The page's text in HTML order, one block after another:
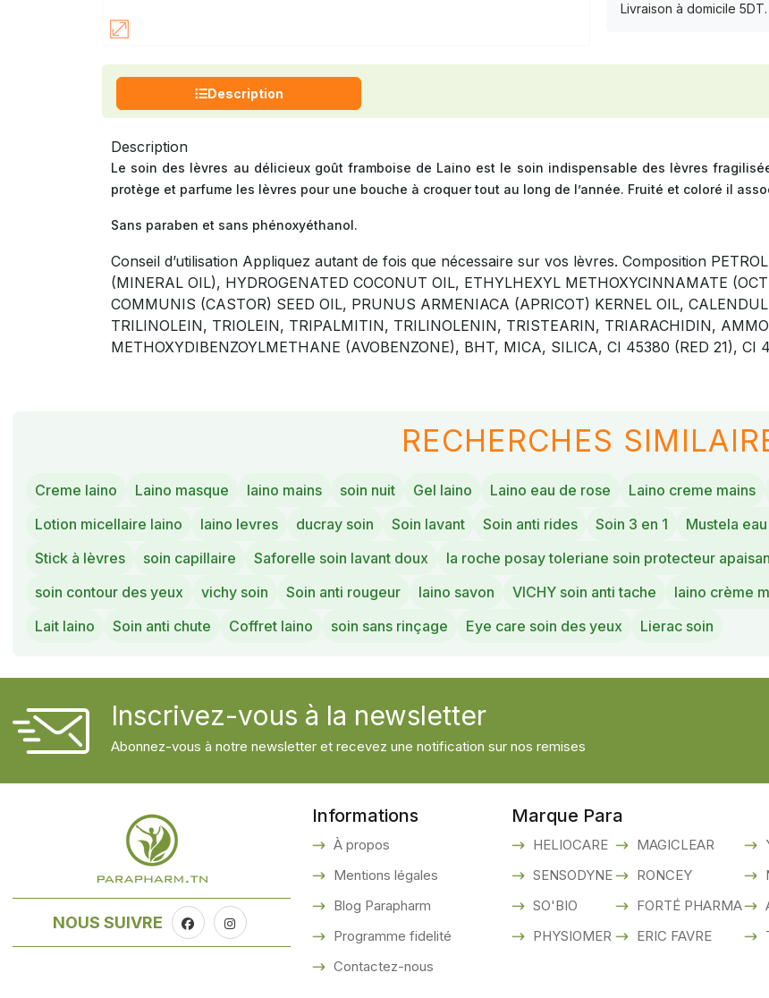
Livraison à domicile
Description
Description
Le soin des lèvres au délicieux goût framboise de Laino est le soin indispensable des lèvres
protège et parfume les lèvres pour une bouche à croquer tout au long de l’année. Fruité et coloré il
Sans paraben et sans phénoxyéthanol.
Conseil d’utilisation Appliquez autant de fois que nécessaire sur vos lèvres. Composition
(MINERAL OIL), HYDROGENATED COCONUT OIL, ETHYLHEXYL METHOXYCINNAMATE
COMMUNIS (CASTOR) SEED OIL, PRUNUS ARMENIACA (APRICOT) KERNEL OIL,
TRILINOLEIN, TRIOLEIN, TRIPALMITIN, TRILINOLENIN, TRISTEARIN, TRIARACHIDIN,
METHOXYDIBENZOYLMETHANE (AVOBENZONE), BHT, MICA, SILICA, CI 45380 (RED 21), CI
RECHERCHES
Creme laino Laino masque laino mains soin nuit Gel laino Laino eau de rose Laino creme mains
Lotion micellaire laino
laino levres ducray soin Soin lavant Soin anti rides Soin 3 en 1 Mustela
Stick à lèvres
soin capillaire Saforelle soin lavant doux la roche posay toleriane soin protecteur
soin contour des yeux
vichy soin Soin anti rougeur laino savon VICHY soin anti tache laino crème
Lait laino
Soin anti chute Coffret laino soin sans rinçage Eye care soin des yeux Lierac soin
Inscrivez-vous à la newsletter
Abonnez-vous à notre newsletter et recevez une notification sur nos remises
NOUS SUIVRE
Informations
À propos
Mentions légales
Blog Parapharm
Programme fidelité
Contactez-nous
Marque Para
HELIOCARE
SENSODYNE
SO'BIO
PHYSIOMER
MAGICLEAR
RONCEY
FORTÉ PHARMA
ERIC FAVRE